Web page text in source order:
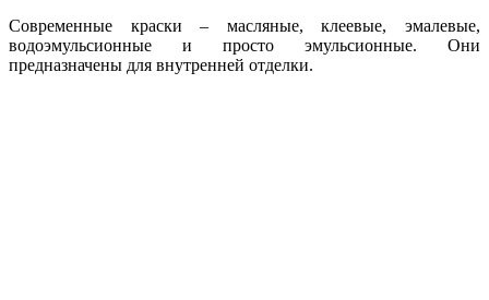
Современные краски – масляные, клеевые, эмалевые,
водоэмульсионные и просто эмульсионные. Они
предназначены для внутренней отделки.